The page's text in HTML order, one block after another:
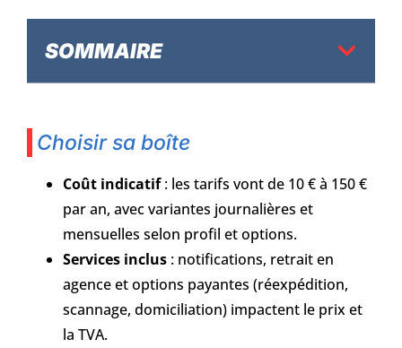
SOMMAIRE
Choisir sa boîte
Coût indicatif: les tarifs vont de 10 € à 150 €
par an, avec variantes journalières et
mensuelles selon profil et options.
Services inclus : notifications, retrait en
agence et options payantes (réexpédition,
scannage, domiciliation) impactent le prix et
la TVA.